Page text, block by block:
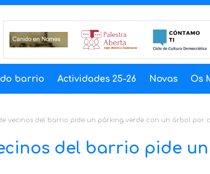
barrio Actividades 25-26 Novas Os
vecinos del barrio pide un párking verde con un árbol por
del barrio pide